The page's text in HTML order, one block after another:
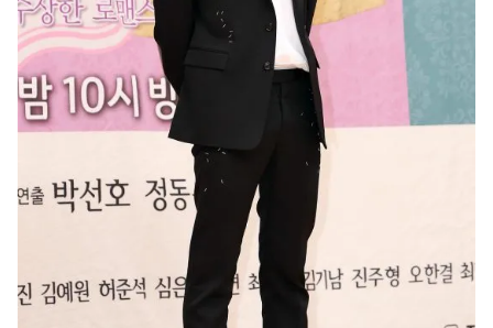
Liên hệ tòa soạn English
Cơ quan chủ quản:
Đài Truyền hình Việt Nam